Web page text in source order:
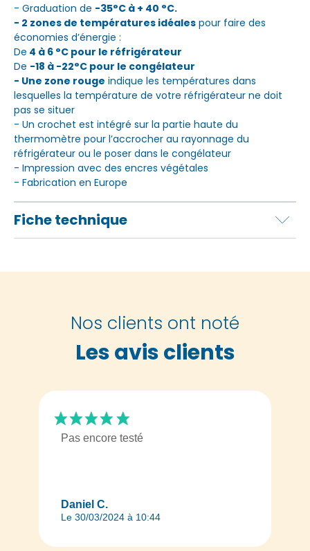
- Graduation de -35°C à + 40 °C.
- 2 zones de températures idéales pour faire des
économies d’énergie :
De 4 à 6 °C pour le réfrigérateur
De -18 à -22°C pour le congélateur
- Une zone rouge indique les températures dans
lesquelles la température de votre réfrigérateur ne doit
pas se situer
- Un crochet est intégré sur la partie haute du
thermomètre pour l’accrocher au rayonnage du
réfrigérateur ou le poser dans le congélateur
- Impression avec des encres végétales
- Fabrication en Europe
Fiche technique
Nos clients ont noté
Les avis clients
Daniel C.
Le 30/03/2024 à 10:44
Pas encore testé